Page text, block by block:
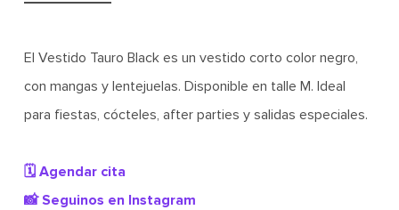
El Vestido Tauro Black es un vestido corto color negro,
con mangas y lentejuelas. Disponible en talle M. Ideal
para fiestas, cócteles, after parties y salidas especiales.
🗓️ Agendar cita
📸 Seguinos en Instagram